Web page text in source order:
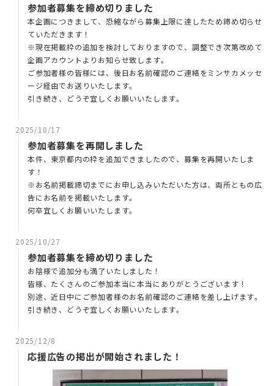
参加者募集を締め切りました
本企画につきまして、恐縮ながら募集上限に達したため締め切らせ
ていただきます！
※現在掲載枠の追加を検討しておりますので、調整でき次第改めて
企画アカウントよりお知らせ致します。
ご参加者様の皆様には、後日お名前確認のご連絡をミンサカメッセ
ージ経由でお送りいたします。
引き続き、どうぞ宜しくお願いいたします。
2025/10/17
参加者募集を再開しました
本件、東京都内の枠を追加できましたので、募集を再開いたしま
す！
※お名前掲載締切までにお申し込みいただいた方は、両所ともの広
告にお名前を掲載いたします。
何卒宜しくお願いいたします。
2025/10/27
参加者募集を締め切りました
お陰様で追加分も満了いたしました！
皆様、たくさんのご参加本当に本当にありがとうございます！
別途、近日中にご参加者様のお名前確認のご連絡を差し上げます。
引き続き、どうぞ宜しくお願いいたします。
2025/12/8
応援広告の掲出が開始されました！